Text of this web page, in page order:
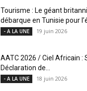
Tourisme : Le géant
débarque en Tunisie pour
- A LA UNE 19 juin 2026
AATC 2026 / Ciel Africain :
Déclaration de...
- A LA UNE 18 juin 2026